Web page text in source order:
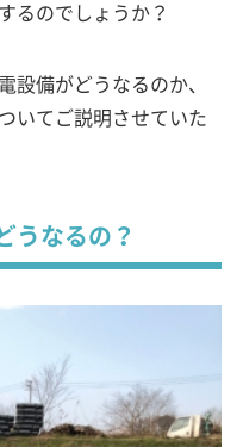
るのでしょうか？
設備がどうなるのか、
いてご説明させていた
うなるの？